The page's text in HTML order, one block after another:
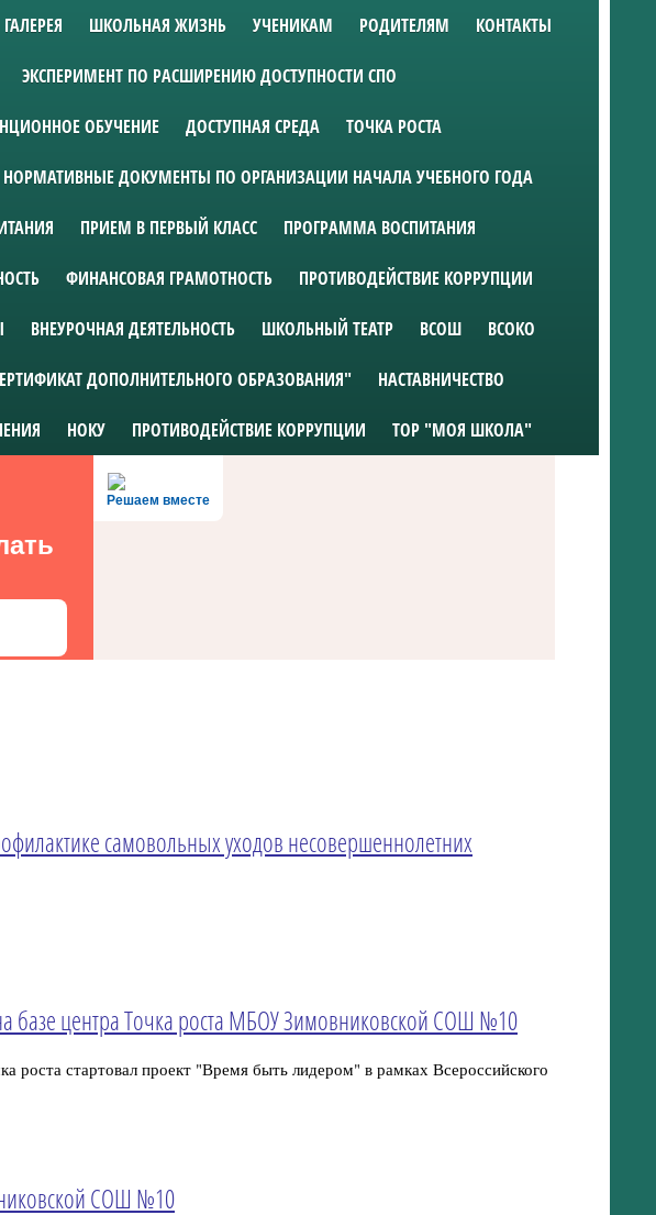
ГАЛЕРЕЯ ШКОЛЬНАЯ ЖИЗНЬ УЧЕНИКАМ РОДИТЕЛЯМ КОНТАКТЫ
ЭКСПЕРИМЕНТ ПО РАСШИРЕНИЮ ДОСТУПНОСТИ СПО
ОБУЧЕНИЕ ДОСТУПНАЯ СРЕДА ТОЧКА РОСТА
НОРМАТИВНЫЕ ДОКУМЕНТЫ ПО ОРГАНИЗАЦИИ НАЧАЛА УЧЕБНОГО ГОДА
ПРИЕМ В ПЕРВЫЙ КЛАСС ПРОГРАММА ВОСПИТАНИЯ
ФИНАНСОВАЯ ГРАМОТНОСТЬ ПРОТИВОДЕЙСТВИЕ КОРРУПЦИИ
ВНЕУРОЧНАЯ ДЕЯТЕЛЬНОСТЬ ШКОЛЬНЫЙ ТЕАТР ВСОШ ВСОКО
ДОПОЛНИТЕЛЬНОГО ОБРАЗОВАНИЯ" НАСТАВНИЧЕСТВО
НОКУ ПРОТИВОДЕЙСТВИЕ КОРРУПЦИИ ТОР "МОЯ ШКОЛА"
Решаем вместе
самовольных уходов несовершеннолетних
базе центра Точка роста МБОУ Зимовниковской СОШ №10
роста стартовал проект "Время быть лидером" в рамках Всероссийского
СОШ №10